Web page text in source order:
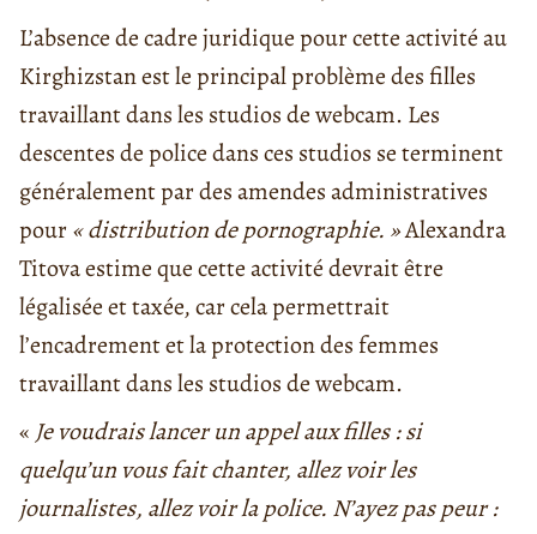
L’absence de cadre juridique pour cette activité au
Kirghizstan est le principal problème des filles
travaillant dans les studios de webcam. Les
descentes de police dans ces studios se terminent
généralement par des amendes administratives
pour« distribution de pornographie. »Alexandra
Titova estime que cette activité devrait être
légalisée et taxée, car cela permettrait
l’encadrement et la protection des femmes
travaillant dans les studios de webcam.
« Je voudrais lancer un appel aux filles : si
quelqu’un vous fait chanter, allez voir les
journalistes, allez voir la police. N’ayez pas peur :